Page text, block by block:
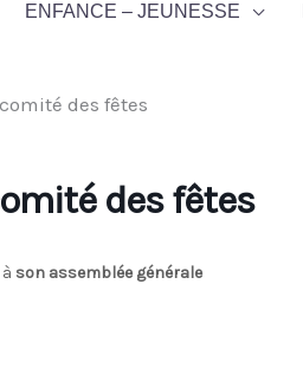
ENFANCE – JEUNESSE
des fêtes
des fêtes
son assemblée générale